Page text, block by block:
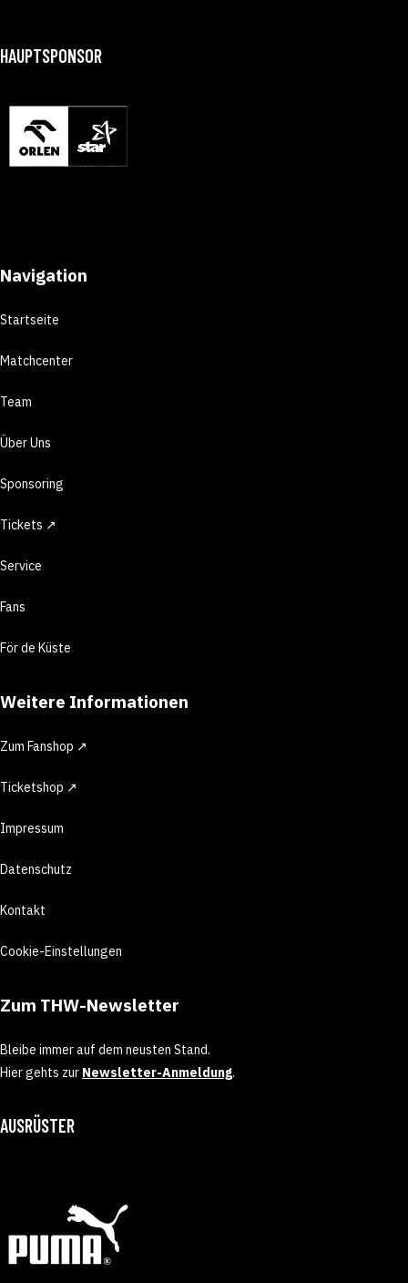
HAUPTSPONSOR
Navigation
Startseite
Matchcenter
Team
Über Uns
Sponsoring
Tickets ↗
Service
Fans
För de Küste
Weitere Informationen
Zum Fanshop ↗
Ticketshop ↗
Impressum
Datenschutz
Kontakt
Cookie-Einstellungen
Zum THW-Newsletter
Bleibe immer auf dem neusten Stand.
Hier gehts zur Newsletter-Anmeldung.
AUSRÜSTER